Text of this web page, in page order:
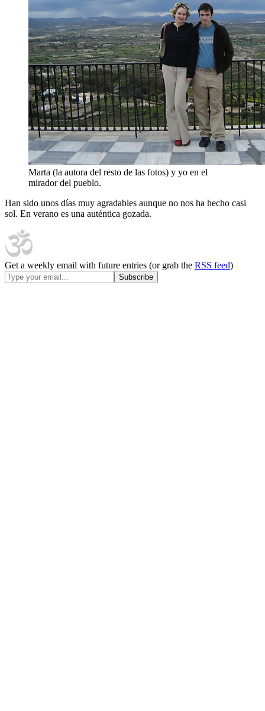
Marta (la autora del resto de las fotos) y yo en el
mirador del pueblo.
Han sido unos días muy agradables aunque no nos ha hecho casi
sol. En verano es una auténtica gozada.
Get a weekly email with future entries (or grab the RSS feed)